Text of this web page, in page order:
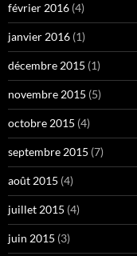
février 2016 (4)
janvier 2016 (1)
décembre 2015 (1)
novembre 2015 (5)
octobre 2015 (4)
septembre 2015 (7)
août 2015 (4)
juillet 2015 (4)
juin 2015 (3)